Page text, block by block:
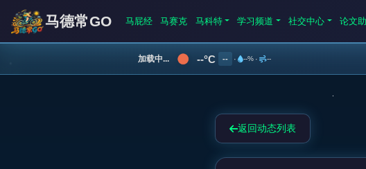
马德常GO 马屁经 马赛克 马科特 学习频道 社交中心 论文
加载中... --°C -- · --% · --
返回动态列表